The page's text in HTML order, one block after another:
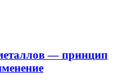
— принцип